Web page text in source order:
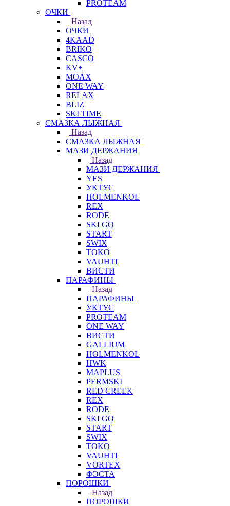
PROTEAM
ОЧКИ
Назад
ОЧКИ
4KAAD
BRIKO
CASCO
KV+
MOAX
ONE WAY
RELAX
BLIZ
SKI TIME
СМАЗКА ЛЫЖНАЯ
Назад
СМАЗКА ЛЫЖНАЯ
МАЗИ ДЕРЖАНИЯ
Назад
МАЗИ ДЕРЖАНИЯ
YES
УКТУС
HOLMENKOL
REX
RODE
SKI GO
START
SWIX
TOKO
VAUHTI
ВИСТИ
ПАРАФИНЫ
Назад
ПАРАФИНЫ
УКТУС
PROTEAM
ONE WAY
ВИСТИ
GALLIUM
HOLMENKOL
HWK
MAPLUS
PERMSKI
RED CREEK
REX
RODE
SKI GO
START
SWIX
TOKO
VAUHTI
VORTEX
ФЭСТА
ПОРОШКИ
Назад
ПОРОШКИ